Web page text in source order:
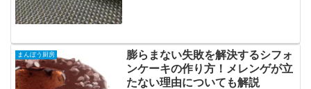
まんぼう厨房
膨らまない失敗を解決するシフォ
ンケーキの作り方！メレンゲが立
たない理由についても解説